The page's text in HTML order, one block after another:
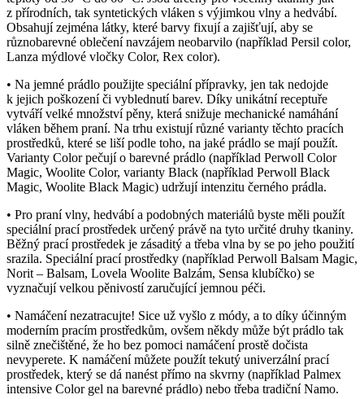
z přírodních, tak syntetických vláken s výjimkou vlny a hedvábí.
Obsahují zejména látky, které barvy fixují a zajišťují, aby se
různobarevné oblečení navzájem neobarvilo (například Persil color,
Lanza mýdlové vločky Color, Rex color).
• Na jemné prádlo použijte speciální přípravky, jen tak nedojde
k jejich poškození či vyblednutí barev. Díky unikátní receptuře
vytváří velké množství pěny, která snižuje mechanické namáhání
vláken během praní. Na trhu existují různé varianty těchto pracích
prostředků, které se liší podle toho, na jaké prádlo se mají použít.
Varianty Color pečují o barevné prádlo (například Perwoll Color
Magic, Woolite Color, varianty Black (například Perwoll Black
Magic, Woolite Black Magic) udržují intenzitu černého prádla.
• Pro praní vlny, hedvábí a podobných materiálů byste měli použít
speciální prací prostředek určený právě na tyto určité druhy tkaniny.
Běžný prací prostředek je zásaditý a třeba vlna by se po jeho použití
srazila. Speciální prací prostředky (například Perwoll Balsam Magic,
Norit – Balsam, Lovela Woolite Balzám, Sensa klubíčko) se
vyznačují velkou pěnivostí zaručující jemnou péči.
• Namáčení nezatracujte! Sice už vyšlo z módy, a to díky účinným
moderním pracím prostředkům, ovšem někdy může být prádlo tak
silně znečištěné, že ho bez pomoci namáčení prostě dočista
nevyperete. K namáčení můžete použít tekutý univerzální prací
prostředek, který se dá nanést přímo na skvrny (například Palmex
intensive Color gel na barevné prádlo) nebo třeba tradiční Namo.